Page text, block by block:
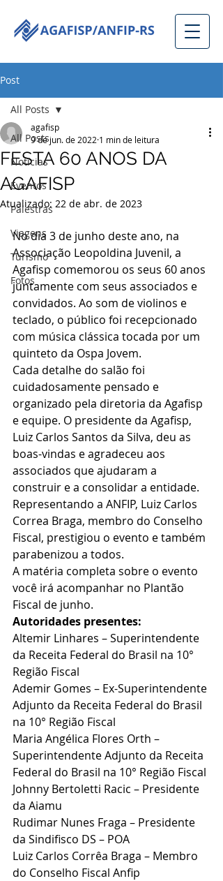
Post
All Posts
Notícias
Eventos
Palestras
Viagens
Turismo
Fotos
All Posts
FESTA 60 ANOS DA
AGAFISP
agafisp
9 de jun. de 2022 1 min de leitura
Atualizado: 22 de abr. de 2023
No dia 3 de junho deste ano, na
Associação Leopoldina Juvenil, a
Agafisp comemorou os seus 60 anos
juntamente com seus associados e
convidados. Ao som de violinos e
teclado, o público foi recepcionado
com música clássica tocada por um
quinteto da Ospa Jovem.
Cada detalhe do salão foi
cuidadosamente pensado e
organizado pela diretoria da Agafisp
e equipe. O presidente da Agafisp,
Luiz Carlos Santos da Silva, deu as
boas-vindas e agradeceu aos
associados que ajudaram a
construir e a consolidar a entidade.
Representando a ANFIP, Luiz Carlos
Correa Braga, membro do Conselho
Fiscal, prestigiou o evento e também
parabenizou a todos.
A matéria completa sobre o evento
você irá acompanhar no Plantão
Fiscal de junho.
Autoridades presentes:
Altemir Linhares – Superintendente
da Receita Federal do Brasil na 10°
Região Fiscal
Ademir Gomes – Ex-Superintendente
Adjunto da Receita Federal do Brasil
na 10° Região Fiscal
Maria Angélica Flores Orth –
Superintendente Adjunto da Receita
Federal do Brasil na 10° Região Fiscal
Johnny Bertoletti Racic – Presidente
da Aiamu
Rudimar Nunes Fraga – Presidente
da Sindifisco DS – POA
Luiz Carlos Corrêa Braga – Membro
do Conselho Fiscal Anfip